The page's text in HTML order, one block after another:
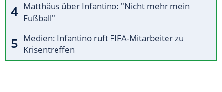
Matthäus über Infantino: "Nicht mehr mein
Fußball"
Medien: Infantino ruft FIFA-Mitarbeiter zu
Krisentreffen